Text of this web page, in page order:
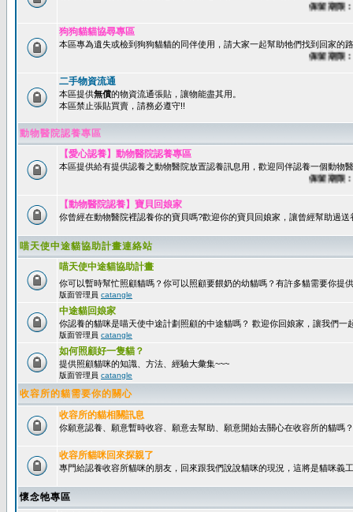
保留期限：45
狗狗貓貓協尋專區
本區專為遺失或檢到狗狗貓貓的同伴使用，請大家一起幫助牠們找到回家的
保留期限：60
二手物資流通
本區提供無償的物資流通張貼，讓物能盡其用。
本區禁止張貼買賣，請務必遵守!!
動物醫院認養專區
【愛心認養】動物醫院認養專區
本區提供給有提供認養之動物醫院放置認養訊息用，歡迎同伴認養一個動物
保留期限：60
【動物醫院認養】寶貝回娘家
你曾經在動物醫院裡認養你的寶貝嗎?歡迎你的寶貝回娘家，讓曾經幫助過
喵天使中途貓協助計畫連絡站
喵天使中途貓協助計畫
你可以暫時幫忙照顧貓嗎？你可以照顧要餵奶的幼貓嗎？有許多貓需要你提
版面管理員 catangle
中途貓回娘家
你認養的貓咪是喵天使中途計劃照顧的中途貓嗎？ 歡迎你回娘家，讓我們一
版面管理員 catangle
如何照顧好一隻貓？
提供照顧貓咪的知識、方法、經驗大彙集~~~
版面管理員 catangle
收容所的貓需要你的關心
收容所的貓相關訊息
你願意認養、願意暫時收容、願意去幫助、願意開始去關心在收容所的貓嗎？
收容所貓咪回來探親了
專門給認養收容所貓咪的朋友，回來跟我們說說貓咪的現況，這將是貓咪義
懷念牠專區